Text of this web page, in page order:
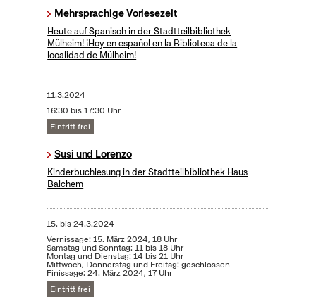
Mehrsprachige Vorlesezeit
Heute auf Spanisch in der Stadtteilbibliothek
Mülheim! ¡Hoy en español en la Biblioteca de la
localidad de Mülheim!
11.3.2024
16:30 bis 17:30 Uhr
Eintritt frei
Susi und Lorenzo
Kinderbuchlesung in der Stadtteilbibliothek Haus
Balchem
15. bis24.3.2024
Vernissage: 15. März 2024, 18 Uhr
Samstag und Sonntag: 11 bis 18 Uhr
Montag und Dienstag: 14 bis 21 Uhr
Mittwoch, Donnerstag und Freitag: geschlossen
Finissage: 24. März 2024, 17 Uhr
Eintritt frei